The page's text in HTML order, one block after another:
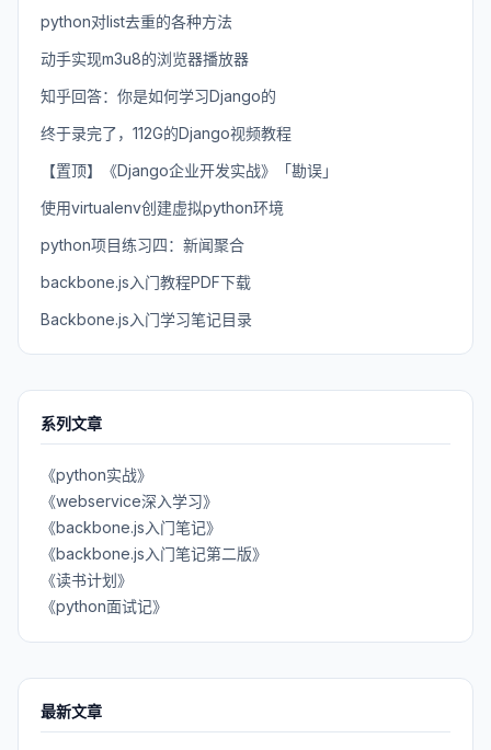
python对list去重的各种方法
动手实现m3u8的浏览器播放器
知乎回答：你是如何学习Django的
终于录完了，112G的Django视频教程
【置顶】《Django企业开发实战》「勘误」
使用virtualenv创建虚拟python环境
python项目练习四：新闻聚合
backbone.js入门教程PDF下载
Backbone.js入门学习笔记目录
系列文章
《python实战》
《webservice深入学习》
《backbone.js入门笔记》
《backbone.js入门笔记第二版》
《读书计划》
《python面试记》
最新文章